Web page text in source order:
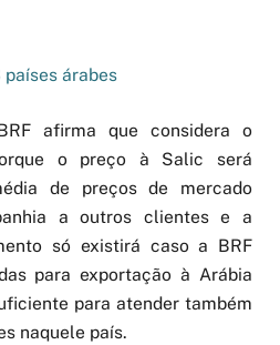
países árabes
afirma que considera o
o preço à Salic será
de preços de mercado
a outros clientes e a
só existirá caso a BRF
para exportação à Arábia
para atender também
naquele país.